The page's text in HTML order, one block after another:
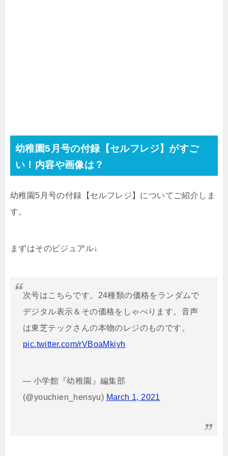
幼稚園5月号の付録【セルフレジ】がすご
い！内容や画像は？
幼稚園5月号の付録【セルフレジ】についてご紹介しま
す。
まずはそのビジュアル↓
次号はこちらです。24種類の価格をランダムで
デジタル表示＆その価格をしゃべります。音声
は東芝テックさんの本物のレジのものです。
pic.twitter.com/rVBoaMkiyh
— 小学館『幼稚園』編集部
(@youchien_hensyu) March 1, 2021